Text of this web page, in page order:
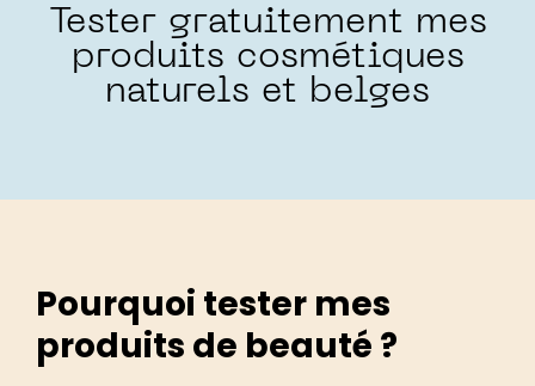
Tester gratuitement mes
produits cosmétiques
naturels et belges
Pourquoi tester mes
produits de beauté ?